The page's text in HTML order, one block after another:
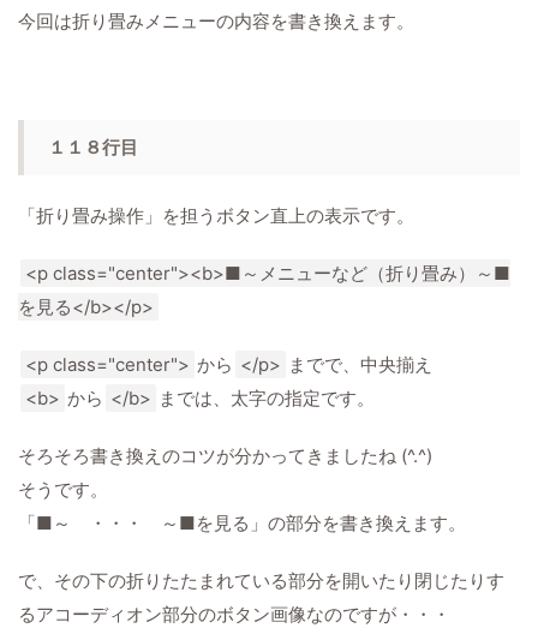
今回は折り畳みメニューの内容を書き換えます。
１１８行目
「折り畳み操作」を担うボタン直上の表示です。
<p class="center"><b>■～メニューなど（折り畳み）～■
を見る</b></p>
<p class="center"> から </p> までで、中央揃え
<b> から </b> までは、太字の指定です。
そろそろ書き換えのコツが分かってきましたね (^.^)
そうです。
「■～ ・・・ ～■を見る」の部分を書き換えます。
で、その下の折りたたまれている部分を開いたり閉じたりす
るアコーディオン部分のボタン画像なのですが・・・